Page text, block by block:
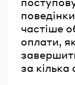
частіше
оплати,
за кілька